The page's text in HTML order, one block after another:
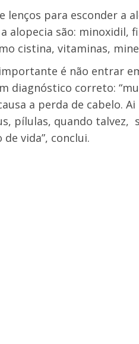
lenços para esconder a
alopecia são:
cistina, vitaminas,
é não entrar
diagnóstico correto:
a perda de cabelo.
pílulas, quando
vida”, conclui.